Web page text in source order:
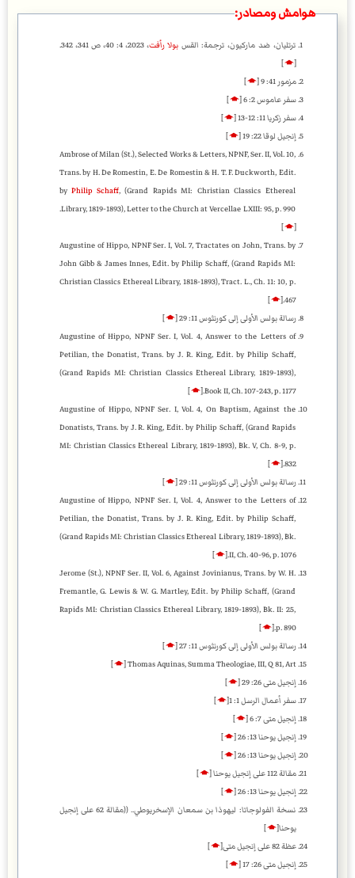
هوامش ومصادر:
ترتليان، ضد ماركيون، ترجمة: القسبولا رأفت، 2023، 4: 40، ص 341، 342.
[
🡁
]
مزمور 41: 9
[
🡁
]
سفر عاموس 2: 6
[
🡁
]
سفر زكريا 11: 12-13
[
🡁
]
إنجيل لوقا 22: 19
[
🡁
]
Ambrose of Milan (St.), Selected Works & Letters, NPNF, Ser. II, Vol. 10,
Trans. by H. De Romestin, E. De Romestin & H. T. F. Duckworth, Edit.
by Philip Schaff, (Grand Rapids MI: Christian Classics Ethereal
Library, 1819-1893), Letter to the Church at Vercellae LXIII: 95, p. 990.
[
🡁
]
Augustine of Hippo, NPNF Ser. I, Vol. 7, Tractates on John, Trans. by
John Gibb & James Innes, Edit. by Philip Schaff, (Grand Rapids MI:
Christian Classics Ethereal Library, 1818-1893), Tract. L., Ch. 11: 10, p.
467.
[
🡁
]
رسالة بولس الأولى إلى كورنثوس 11: 29
[
🡁
]
Augustine of Hippo, NPNF Ser. I, Vol. 4, Answer to the Letters of
Petilian, the Donatist, Trans. by J. R. King, Edit. by Philip Schaff,
(Grand Rapids MI: Christian Classics Ethereal Library, 1819-1893),
Book II, Ch. 107-243, p. 1177.
[
🡁
]
Augustine of Hippo, NPNF Ser. I, Vol. 4, On Baptism, Against the
Donatists, Trans. by J. R. King, Edit. by Philip Schaff, (Grand Rapids
MI: Christian Classics Ethereal Library, 1819-1893), Bk. V, Ch. 8-9, p.
832.
[
🡁
]
رسالة بولس الأولى إلى كورنثوس 11: 29
[
🡁
]
Augustine of Hippo, NPNF Ser. I, Vol. 4, Answer to the Letters of
Petilian, the Donatist, Trans. by J. R. King, Edit. by Philip Schaff,
(Grand Rapids MI: Christian Classics Ethereal Library, 1819-1893), Bk.
II, Ch. 40-96, p. 1076.
[
🡁
]
Jerome (St.), NPNF Ser. II, Vol. 6, Against Jovinianus, Trans. by W. H.
Fremantle, G. Lewis & W. G. Martley, Edit. by Philip Schaff, (Grand
Rapids MI: Christian Classics Ethereal Library, 1819-1893), Bk. II: 25,
p. 890.
[
🡁
]
رسالة بولس الأولى إلى كورنثوس 11: 27
[
🡁
]
Thomas Aquinas, Summa Theologiae, III, Q 81, Art
[
🡁
]
إنجيل متى 26: 29
[
🡁
]
سفر أعمال الرسل 1: 1
[
🡁
]
إنجيل متى 7: 6
[
🡁
]
إنجيل يوحنا 13: 26
[
🡁
]
إنجيل يوحنا 13: 26
[
🡁
]
مقالة 112 على إنجيل يوحنا
[
🡁
]
إنجيل يوحنا 13: 26
[
🡁
]
نسخة الفولوجاتا: ليهوذا بن سمعان الإسخريوطي.. ((مقالة 62 على إنجيل
يوحنا[
🡁
]
عظة 82 على إنجيل متى
[
🡁
]
إنجيل متى 26: 17
[
🡁
]